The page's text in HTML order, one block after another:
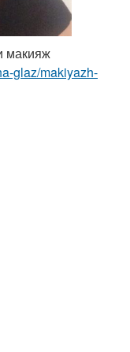
макияж
glaz/makiyazh-